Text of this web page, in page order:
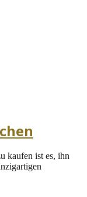
kaufen ist es, ihn